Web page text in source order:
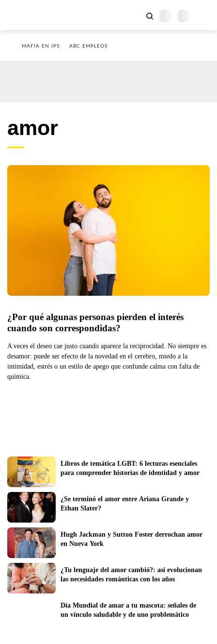
MAFIA EN IPS ABC EMPLEOS
amor
¿Por qué algunas personas pierden el interés
cuando son correspondidas?
A veces el deseo cae justo cuando aparece la reciprocidad. No siempre es
desamor: puede ser efecto de la novedad en el cerebro, miedo a la
intimidad, estrés o un estilo de apego que confunde calma con falta de
química.
Libros de temática LGBT: 6 lecturas esenciales
para comprender historias de identidad y amor
¿Se terminó el amor entre Ariana Grande y
Ethan Slater?
Hugh Jackman y Sutton Foster derrochan amor
en Nueva York
¿Tu lenguaje del amor cambió?: así evolucionan
las necesidades románticas con los años
Día Mundial de amar a tu mascota: señales de
un vínculo saludable y de uno problemático